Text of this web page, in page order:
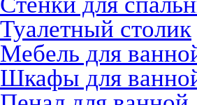
Туалетный столик
Мебель для
Шкафы для